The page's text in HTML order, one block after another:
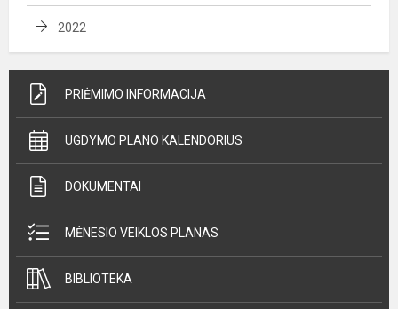
2022
PRIĖMIMO INFORMACIJA
UGDYMO PLANO KALENDORIUS
DOKUMENTAI
MĖNESIO VEIKLOS PLANAS
BIBLIOTEKA